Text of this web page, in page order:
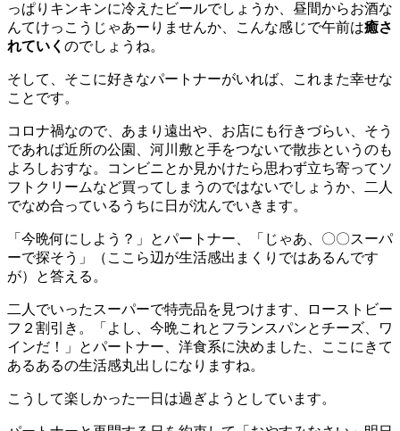
っぱりキンキンに冷えたビールでしょうか、昼間からお酒な
んてけっこうじゃあーりませんか、こんな感じで午前は癒さ
れていく のでしょうね。
そして、そこに好きなパートナーがいれば、これまた幸せな
ことです。
コロナ禍なので、あまり遠出や、お店にも行きづらい、そう
であれば近所の公園、河川敷と手をつないで散歩というのも
よろしおすな。コンビニとか見かけたら思わず立ち寄ってソ
フトクリームなど買ってしまうのではないでしょうか、二人
でなめ合っているうちに日が沈んでいきます。
「今晩何にしよう？」とパートナー、「じゃあ、〇〇スーパ
ーで探そう」（ここら辺が生活感出まくりではあるんです
が）と答える。
二人でいったスーパーで特売品を見つけます、ローストビー
フ２割引き。「よし、今晩これとフランスパンとチーズ、ワ
インだ！」とパートナー、洋食系に決めました、ここにきて
あるあるの生活感丸出しになりますね。
こうして楽しかった一日は過ぎようとしています。